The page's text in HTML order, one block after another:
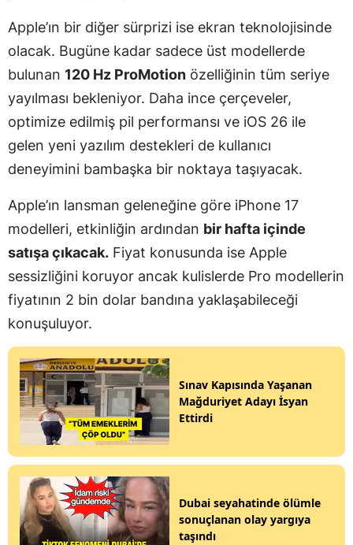
Apple’ın bir diğer sürprizi ise ekran teknolojisinde
olacak. Bugüne kadar sadece üst modellerde
bulunan 120 Hz ProMotion özelliğinin tüm seriye
yayılması bekleniyor. Daha ince çerçeveler,
optimize edilmiş pil performansı ve iOS 26 ile
gelen yeni yazılım destekleri de kullanıcı
deneyimini bambaşka bir noktaya taşıyacak.
Apple’ın lansman geleneğine göre iPhone 17
modelleri, etkinliğin ardından bir hafta içinde
satışa çıkacak. Fiyat konusunda ise Apple
sessizliğini koruyor ancak kulislerde Pro modellerin
fiyatının 2 bin dolar bandına yaklaşabileceği
konuşuluyor.
Sınav Kapısında Yaşanan
Mağduriyet Adayı İsyan
Ettirdi
Dubai seyahatinde ölümle
sonuçlanan olay yargıya
taşındı